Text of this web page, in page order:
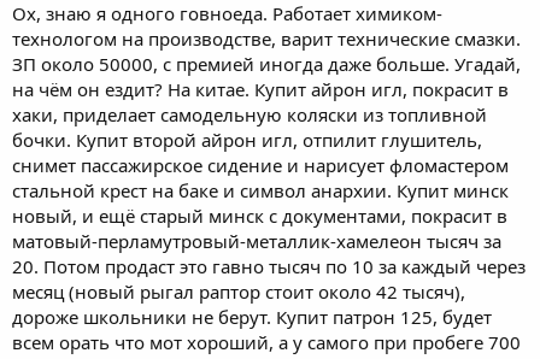
Ох, знаю я одного говноеда. Работает химиком-
технологом на производстве, варит технические смазки.
ЗП около 50000, с премией иногда даже больше. Угадай,
на чём он ездит? На китае. Купит айрон игл, покрасит в
хаки, приделает самодельную коляски из топливной
бочки. Купит второй айрон игл, отпилит глушитель,
снимет пассажирское сидение и нарисует фломастером
стальной крест на баке и символ анархии. Купит минск
новый, и ещё старый минск с документами, покрасит в
матовый-перламутровый-металлик-хамелеон тысяч за
20. Потом продаст это гавно тысяч по 10 за каждый через
месяц (новый рыгал раптор стоит около 42 тысяч),
дороже школьники не берут. Купит патрон 125, будет
всем орать что мот хороший, а у самого при пробеге 700